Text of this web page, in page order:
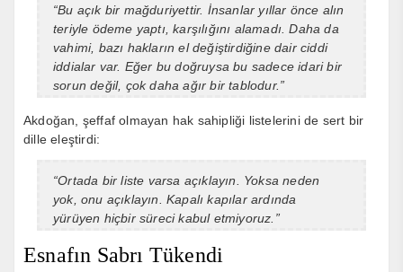
“Bu açık bir mağduriyettir. İnsanlar yıllar önce alın
teriyle ödeme yaptı, karşılığını alamadı. Daha da
vahimi, bazı hakların el değiştirdiğine dair ciddi
iddialar var. Eğer bu doğruysa bu sadece idari bir
sorun değil, çok daha ağır bir tablodur.”
Akdoğan, şeffaf olmayan hak sahipliği listelerini de sert bir
dille eleştirdi:
“Ortada bir liste varsa açıklayın. Yoksa neden
yok, onu açıklayın. Kapalı kapılar ardında
yürüyen hiçbir süreci kabul etmiyoruz.”
Esnafın Sabrı Tükendi